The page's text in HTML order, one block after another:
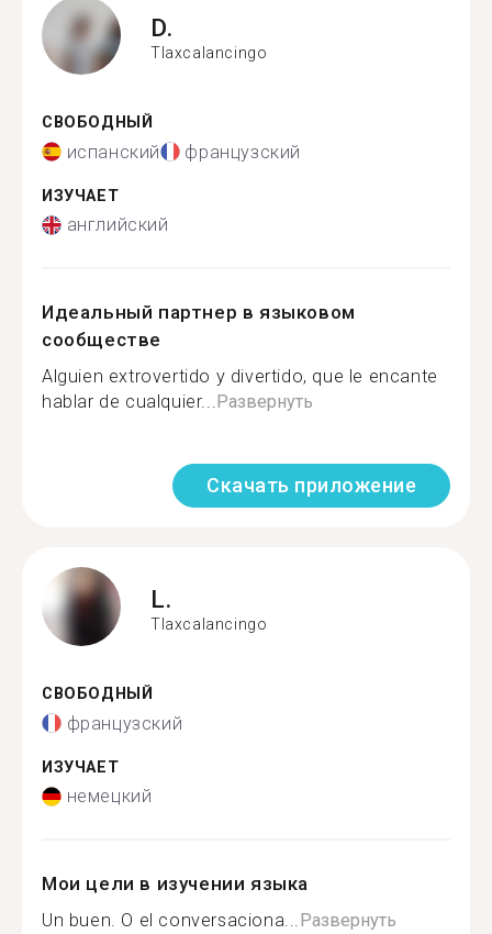
D.
Tlaxcalancingo
СВОБОДНЫЙ
испанский французский
ИЗУЧАЕТ
английский
Идеальный партнер в языковом
сообществе
Alguien extrovertido y divertido, que le encante
hablar de cualquier...Развернуть
Скачать приложение
L.
Tlaxcalancingo
СВОБОДНЫЙ
французский
ИЗУЧАЕТ
немецкий
Мои цели в изучении языка
Un buen. O el conversaciona...Развернуть